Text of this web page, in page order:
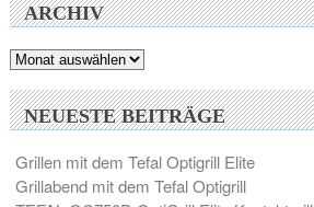
ARCHIV
Archiv
NEUESTE BEITRÄGE
Grillen mit dem Tefal Optigrill Elite
Grillabend mit dem Tefal Optigrill